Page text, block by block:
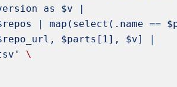
as $v |
| map(select(.name
$parts[1], $v] |
\